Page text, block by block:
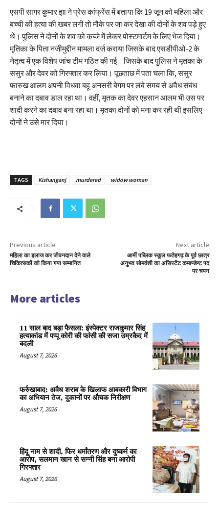
एसपी सागर कुमार झा ने प्रेस कांफ्रेंस में बताया कि 19 जून को महिला और
बच्ची की हत्या की खबर लगी तो मौके पर जा कर देखा की दोनों के शव पड़े हुए
थे। पुलिस ने दोनों के शव को कब्जे में लेकर पोस्टमार्टम के लिए भेज दिया।
मृतिका के पिता नजीमुद्दीन मामला दर्ज कराया जिसके बाद एसडीपीओ-2 के
नेतृत्व में एक विशेष जांच टीम गठित की गई। जिसके बाद पुलिस ने मृतका के
ससुर और देवर को गिरफ्तार कर लिया। पूछताछ में पता चला कि, ससुर
फारुख आलम अपनी विधवा बहू अनसरी बेगम पर लंबे समय से अवैध संबंध
बनाने का दबाव डाल रहा था। वहीं, मृतक का देवर एहसान आलम भी उस पर
शादी करने का दबाव बना रहा था। मृतका दोनों को मना कर रही थी इसलिए
दोनों ने उसे मार दिया।
TAGS Kishanganj murdered widow woman
Previous article
महिला का इलाज कर जीवनदान देने वाले
चिकित्सकों को किया गया सम्मानित
Next article
आर्मी पब्लिक स्कूल फतेहगढ़ के पूर्व छात्र
अनुभव सोमवंशी का असिस्टेंट कमाण्डेण्ट पद
पर चयन
More articles
11 साल बाद बड़ा फैसला: इंस्पेक्टर राजकुमार सिंह
हत्याकांड में पप्पू कोरी की फांसी की सजा उम्रकैद में
बदली
August 7, 2026
फर्रुखाबाद: अवैध शराब के खिलाफ आबकारी विभाग
का अभियान तेज, दुकानों पर औचक निरीक्षण
August 7, 2026
हिंदू नाम से शादी, फिर धर्मांतरण और दुष्कर्म का
आरोप, सलमान खान से सन्नी सिंह बना आरोपी
गिरफ्तार
August 7, 2026